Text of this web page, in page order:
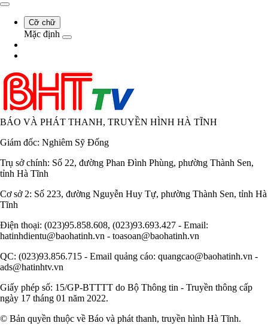
Cỡ chữ
Mặc định
BÁO VÀ PHÁT THANH, TRUYỀN HÌNH HÀ TĨNH
Giám đốc: Nghiêm Sỹ Đống
Trụ sở chính: Số 22, đường Phan Đình Phùng, phường Thành Sen,
tỉnh Hà Tĩnh
Cơ sở 2: Số 223, đường Nguyễn Huy Tự, phường Thành Sen, tỉnh Hà
Tĩnh
Điện thoại: (023)95.858.608, (023)93.693.427 - Email:
hatinhdientu@baohatinh.vn - toasoan@baohatinh.vn
QC: (023)93.856.715 - Email quảng cáo: quangcao@baohatinh.vn -
ads@hatinhtv.vn
Giấy phép số: 15/GP-BTTTT do Bộ Thông tin - Truyền thông cấp
ngày 17 tháng 01 năm 2022.
© Bản quyền thuộc về Báo và phát thanh, truyền hình Hà Tĩnh.